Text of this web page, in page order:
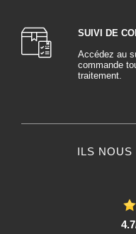
SUIVI DE
Accédez au
commande
traitement.
ILS NOUS